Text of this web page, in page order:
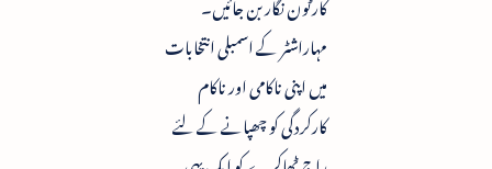
مہاراشٹر کے اسمبلی انتخابات
میں اپنی ناکامی اور ناکام
کارکردگی کو چھپانے کے لئے